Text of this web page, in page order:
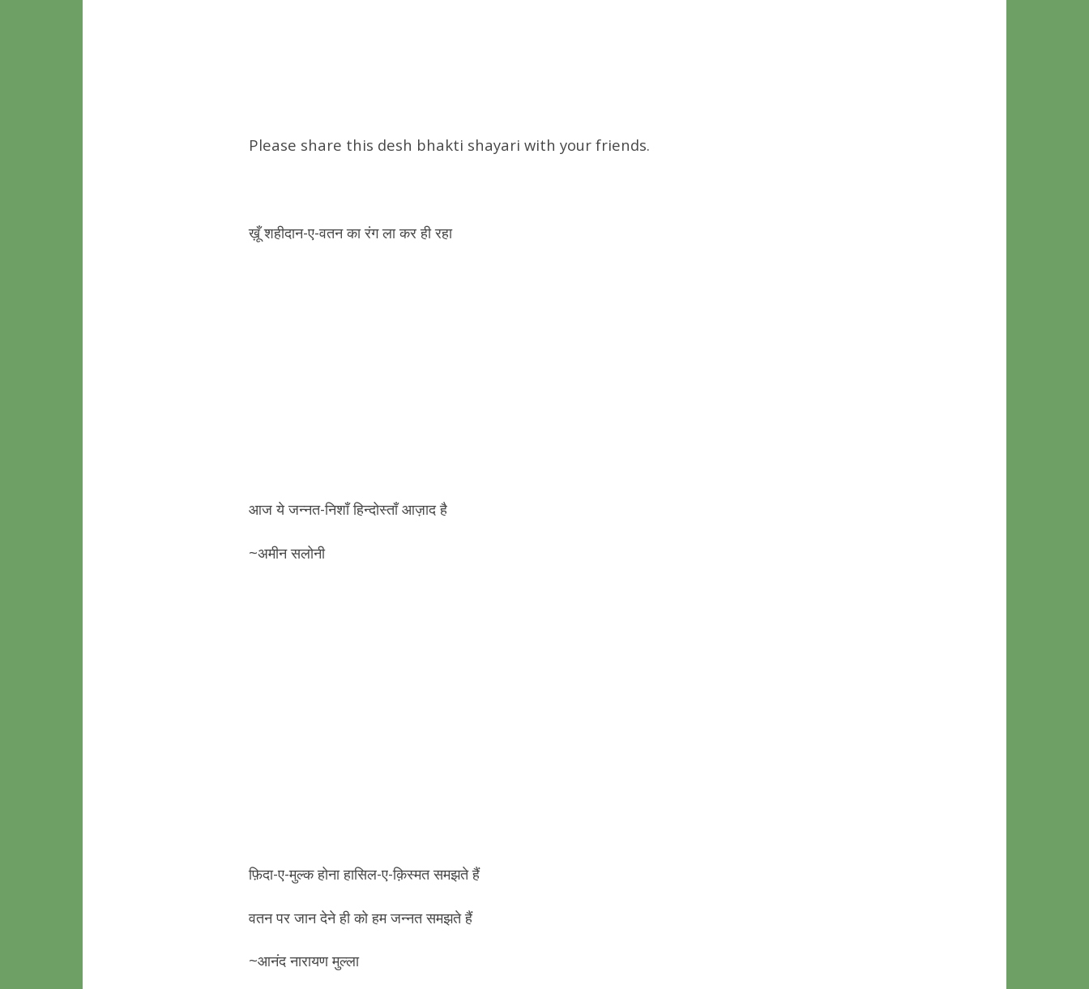
Please share this desh bhakti shayari with your friends.
ख़ूँ शहीदान-ए-वतन का रंग ला कर ही रहा
आज ये जन्नत-निशाँ हिन्दोस्ताँ आज़ाद है
~अमीन सलोनी
फ़िदा-ए-मुल्क होना हासिल-ए-क़िस्मत समझते हैं
वतन पर जान देने ही को हम जन्नत समझते हैं
~आनंद नारायण मुल्ला